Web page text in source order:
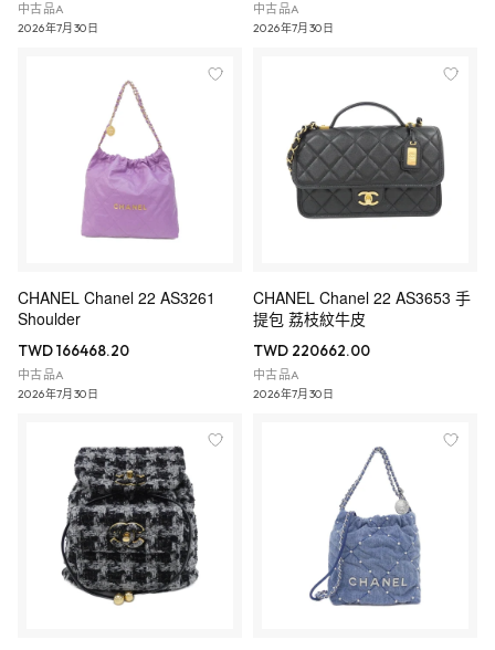
中古品A
2026年7月30日
中古品A
2026年7月30日
CHANEL Chanel 22 AS3261
Shoulder
TWD 166468.20
中古品A
2026年7月30日
CHANEL Chanel 22 AS3653 手
提包 荔枝紋牛皮
TWD 220662.00
中古品A
2026年7月30日